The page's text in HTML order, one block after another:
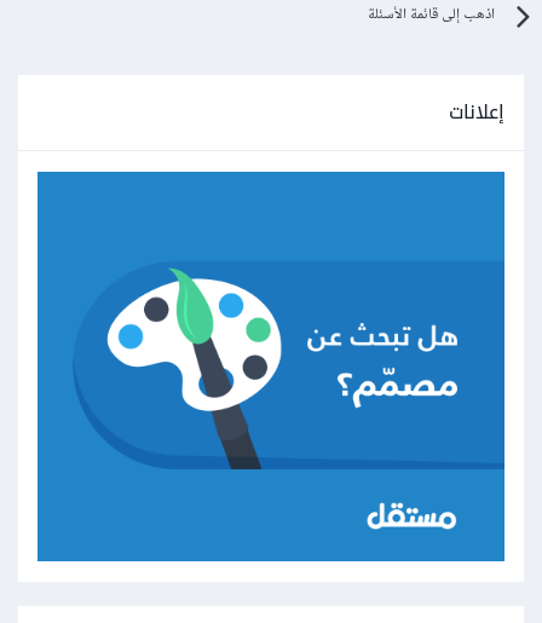
اذهب إلى قائمة الأسئلة
إعلانات